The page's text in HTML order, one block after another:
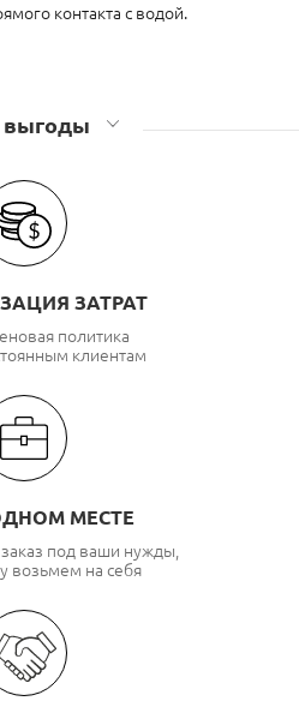
контакта с водой.
ЗАТРАТ
политика
клиентам
МЕСТЕ
под ваши нужды,
возьмем на себя